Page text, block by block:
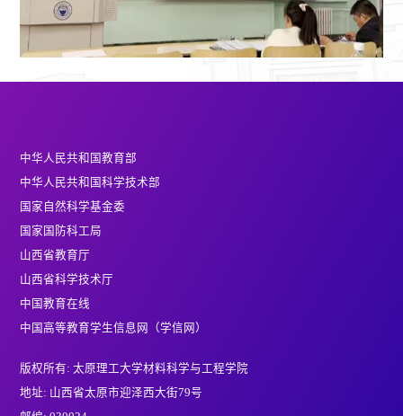
中华人民共和国教育部
中华人民共和国科学技术部
国家自然科学基金委
国家国防科工局
山西省教育厅
山西省科学技术厅
中国教育在线
中国高等教育学生信息网（学信网）
版权所有: 太原理工大学材料科学与工程学院
地址: 山西省太原市迎泽西大街79号